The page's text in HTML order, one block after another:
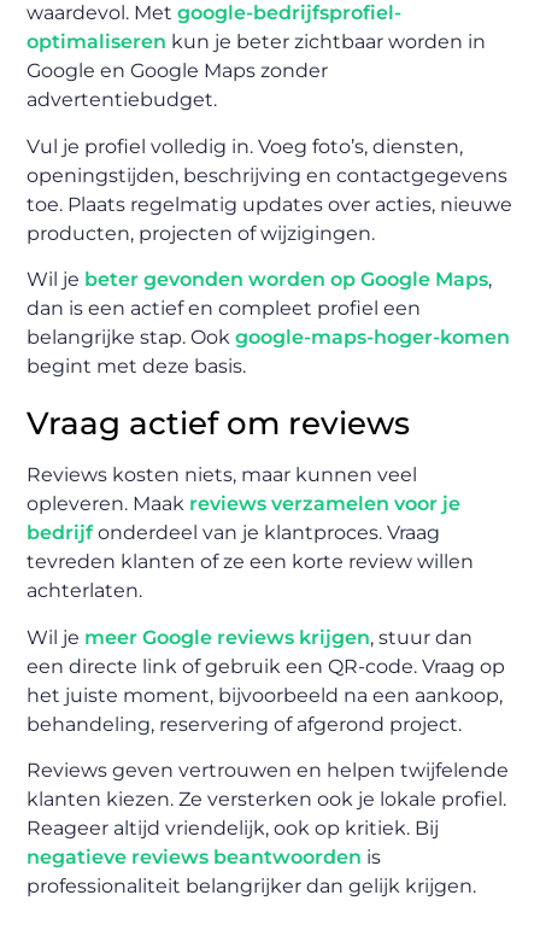
waardevol. Metgoogle-bedrijfsprofiel-
optimaliseren kun je beter zichtbaar worden in
Google en Google Maps zonder
advertentiebudget.
Vul je profiel volledig in. Voeg foto’s, diensten,
openingstijden, beschrijving en contactgegevens
toe. Plaats regelmatig updates over acties, nieuwe
producten, projecten of wijzigingen.
Wil je beter gevonden worden op Google Maps,
dan is een actief en compleet profiel een
belangrijke stap. Ookgoogle-maps-hoger-komen
begint met deze basis.
Vraag actief om reviews
Reviews kosten niets, maar kunnen veel
opleveren. Maak reviews verzamelen voor je
bedrijfonderdeel van je klantproces. Vraag
tevreden klanten of ze een korte review willen
achterlaten.
Wil je meer Google reviews krijgen, stuur dan
een directe link of gebruik een QR-code. Vraag op
het juiste moment, bijvoorbeeld na een aankoop,
behandeling, reservering of afgerond project.
Reviews geven vertrouwen en helpen twijfelende
klanten kiezen. Ze versterken ook je lokale profiel.
Reageer altijd vriendelijk, ook op kritiek. Bij
negatieve reviews beantwoorden is
professionaliteit belangrijker dan gelijk krijgen.